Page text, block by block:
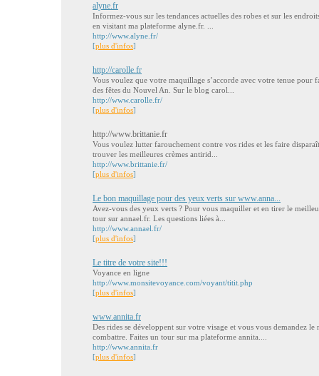
alyne.fr
Informez-vous sur les tendances actuelles des robes et sur les
en visitant ma plateforme alyne.fr. ...
http://www.alyne.fr/
[plus d'infos]
http://carolle.fr
Vous voulez que votre maquillage s’accorde avec votre tenue pour
des fêtes du Nouvel An. Sur le blog carol...
http://www.carolle.fr/
[plus d'infos]
http://www.brittanie.fr
Vous voulez lutter farouchement contre vos rides et les faire
trouver les meilleures crèmes antirid...
http://www.brittanie.fr/
[plus d'infos]
Le bon maquillage pour des yeux verts sur www.anna...
Avez-vous des yeux verts ? Pour vous maquiller et en tirer le
tour sur annael.fr. Les questions liées à...
http://www.annael.fr/
[plus d'infos]
Le titre de votre site!!!
Voyance en ligne
http://www.monsitevoyance.com/voyant/titit.php
[plus d'infos]
www.annita.fr
Des rides se développent sur votre visage et vous vous demandez
combattre. Faites un tour sur ma plateforme annita....
http://www.annita.fr
[plus d'infos]